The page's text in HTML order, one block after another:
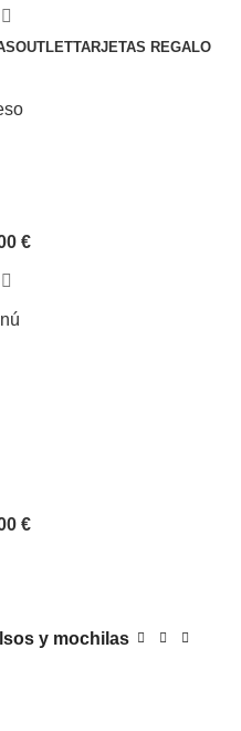
OUTLETTARJETAS REGALO
€
€
y mochilas